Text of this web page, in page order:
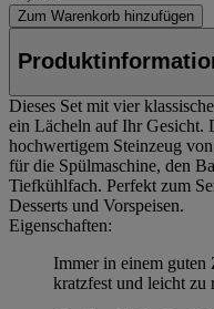
Zum Warenkorb hinzufügen
Dieses Set mit vier
ein Lächeln auf Ihr Gesicht.
hochwertigem Steinzeug
für die Spülmaschine, den
Tiefkühlfach. Perfekt zum
Desserts und Vorspeisen.
Eigenschaften:
Immer in einem guten
kratzfest und leicht zu